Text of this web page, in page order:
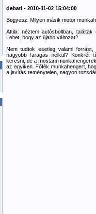
debati - 2010-11-02 15:04:00
Bogyesz: Milyen másik motor
Attila: néztem autósboltban,
Lehet, hogy az újabb változat?
Nem tudtok esetleg valami
nagyobb faragás nélkül? Konkrét
keresni, de a mostani
az egyiken. Főfék munkahengert,
a javítás reménytelen, nagyon